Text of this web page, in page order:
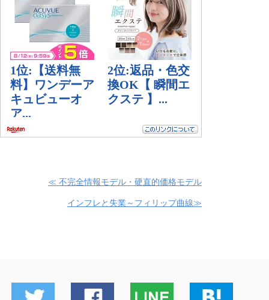
≪ 不完全情報モデル・硬直的価格モデル
インフレと失業～フィリップ曲線≫